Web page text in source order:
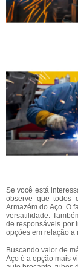
Se você está
observe que todos
Armazém do Aço. O
versatilidade.
de responsáveis por
opções em relação a
Buscando valor de
Aço é a opção mais